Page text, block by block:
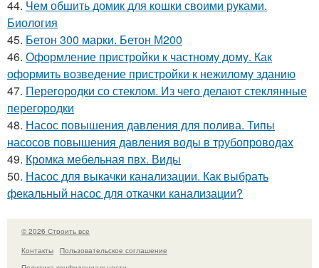
44. Чем обшить домик для кошки своими руками.
Биология
45. Бетон 300 марки. Бетон М200
46. Оформление пристройки к частному дому. Как
оформить возведение пристройки к нежилому зданию
47. Перегородки со стеклом. Из чего делают стеклянные
перегородки
48. Насос повышения давления для полива. Типы
насосов повышения давления воды в трубопроводах
49. Кромка мебельная пвх. Виды
50. Насос для выкачки канализации. Как выбрать
фекальный насос для откачки канализации?
© 2026 Строить все
Контакты
Пользовательское соглашение